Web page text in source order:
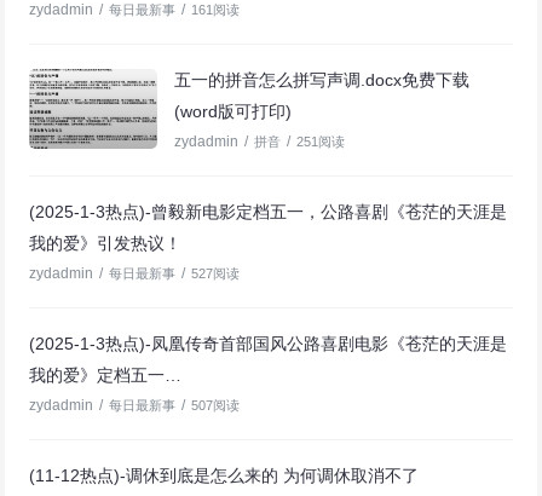
zydadmin / 每日最新事 / 161阅读
五一的拼音怎么拼写声调.docx免费下载
(word版可打印)
zydadmin / 拼音 / 251阅读
(2025-1-3热点)-曾毅新电影定档五一，公路喜剧《苍茫的天涯是
我的爱》引发热议！
zydadmin / 每日最新事 / 527阅读
(2025-1-3热点)-凤凰传奇首部国风公路喜剧电影《苍茫的天涯是
我的爱》定档五一…
zydadmin / 每日最新事 / 507阅读
(11-12热点)-调休到底是怎么来的 为何调休取消不了